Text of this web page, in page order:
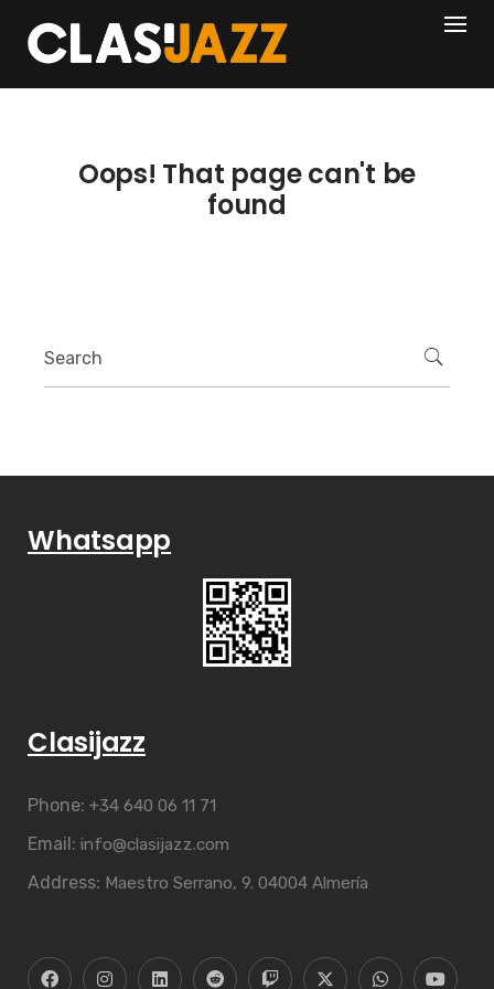
content
404
Oops! That page can't be
found
Whatsapp
Clasijazz
Phone: +34 640 06 11 71
Email: info@clasijazz.com
Address: Maestro Serrano, 9. 04004 Almería